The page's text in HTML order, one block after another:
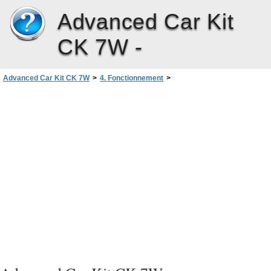
Advanced Car Kit
CK 7W -
Advanced Car Kit CK 7W > 4. Fonctionnement >